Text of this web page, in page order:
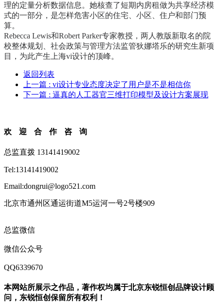
理的定量分析数据信息。她核查了短期内房租做为共享经济模
式的一部分，是怎样危害小区的住宅、小区、住户和部门预
算。
Rebecca Lewis和Robert Parker专家教授，两人教版新取名的院
校整体规划、社会政策与管理方法监管狄娜塔乐的研究生新项
目，为此产生上海vi设计的顶峰。
返回列表
上一篇 : vi设计专业态度决定了用户是不是相信你
下一篇 : 逼真的人工器官三维打印模型及设计方案展现
欢迎合作咨询
总监直拨 13141419002
Tel:13141419002
Email:dongrui@logo521.com
北京市通州区通运街道M5运河一号2号楼909
总监微信
微信公众号
QQ6339670
本网站所展示之作品，著作权均属于北京东锐恒创品牌设计顾
问，东锐恒创保留所有权利！